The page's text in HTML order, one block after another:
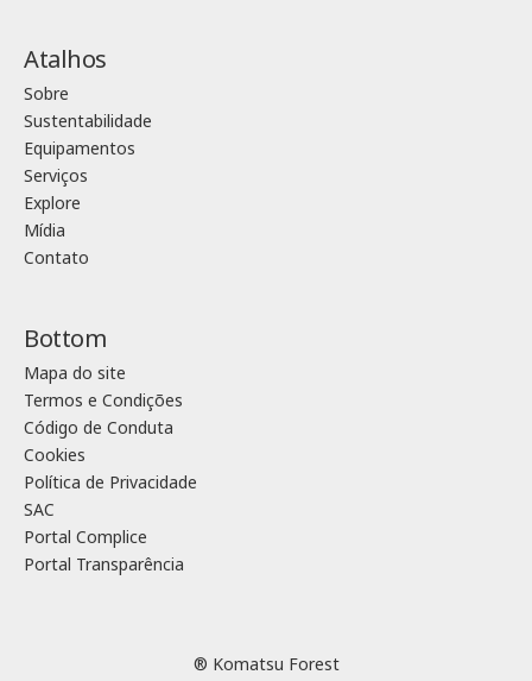
Atalhos
Sobre
Sustentabilidade
Equipamentos
Serviços
Explore
Mídia
Contato
Bottom
Mapa do site
Termos e Condições
Código de Conduta
Cookies
Política de Privacidade
SAC
Portal Complice
Portal Transparência
® Komatsu Forest